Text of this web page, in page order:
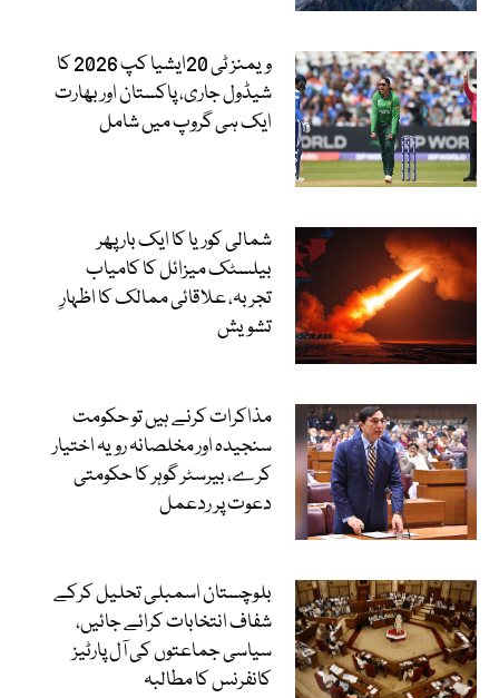
ویمنز ٹی 20ایشیا کپ 2026 کا
شیڈول جاری، پاکستان اور بھارت
ایک ہی گروپ میں شامل
شمالی کوریا کا ایک بار پھر
بیلسٹک میزائل کا کامیاب
تجربہ، علاقائی ممالک کا اظہارِ
تشویش
مذاکرات کرنے ہیں تو حکومت
سنجیدہ اور مخلصانہ رویہ اختیار
کرے، بیرسٹر گوہر کا حکومتی
دعوت پر ردعمل
بلوچستان اسمبلی تحلیل کرکے
شفاف انتخابات کرائے جائیں،
سیاسی جماعتوں کی آل پارٹیز
کانفرنس کا مطالبہ